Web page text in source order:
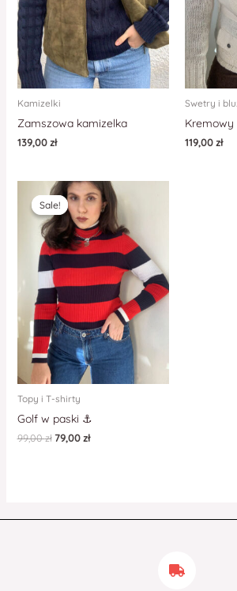
Kamizelki
Zamszowa kamizelka
139,00zł
Swetry i
Kremowy
119,00zł
Sale!
Sale!
Topy i T-shirty
Golf w paski ⚓️
99,00zł 79,00zł